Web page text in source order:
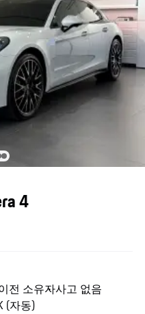
4
전 소유자사고 없음
(자동)